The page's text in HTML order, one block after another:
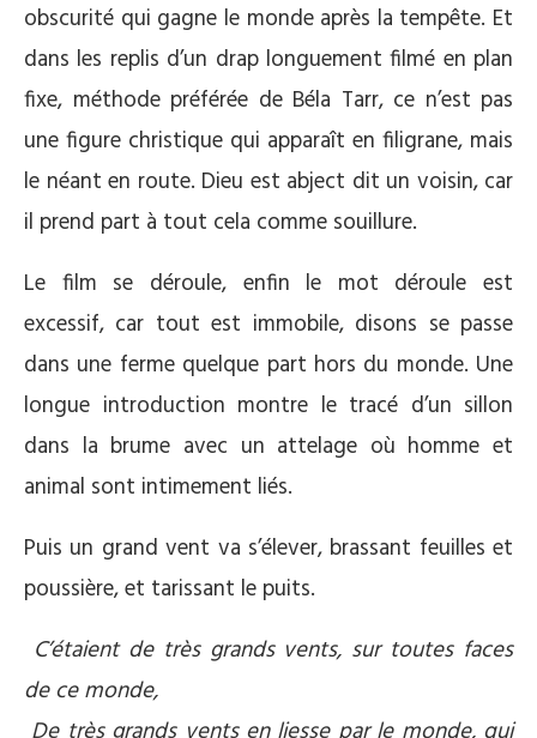
obscurité qui gagne le monde après la tempête. Et
dans les replis d’un drap longuement filmé en plan
fixe, méthode préférée de Béla Tarr, ce n’est pas
une figure christique qui apparaît en filigrane, mais
le néant en route. Dieu est abject dit un voisin, car
il prend part à tout cela comme souillure.
Le film se déroule, enfin le mot déroule est
excessif, car tout est immobile, disons se passe
dans une ferme quelque part hors du monde. Une
longue introduction montre le tracé d’un sillon
dans la brume avec un attelage où homme et
animal sont intimement liés.
Puis un grand vent va s’élever, brassant feuilles et
poussière, et tarissant le puits.
C’étaient de très grands vents, sur toutes faces
de ce monde,